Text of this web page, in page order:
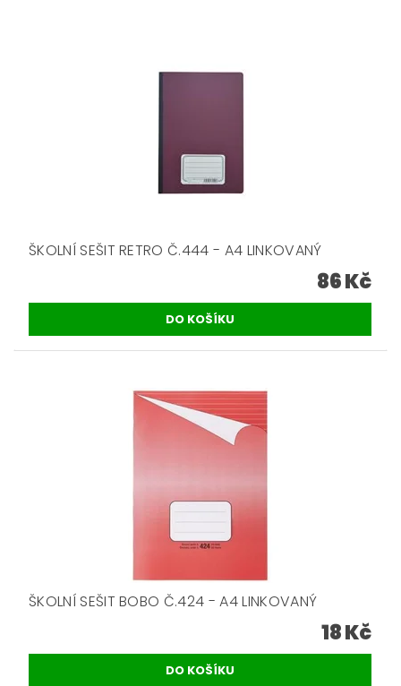
ŠKOLNÍ SEŠIT RETRO Č.444 - A4 LINKOVANÝ
86 Kč
ŠKOLNÍ SEŠIT BOBO Č.424 - A4 LINKOVANÝ
18 Kč